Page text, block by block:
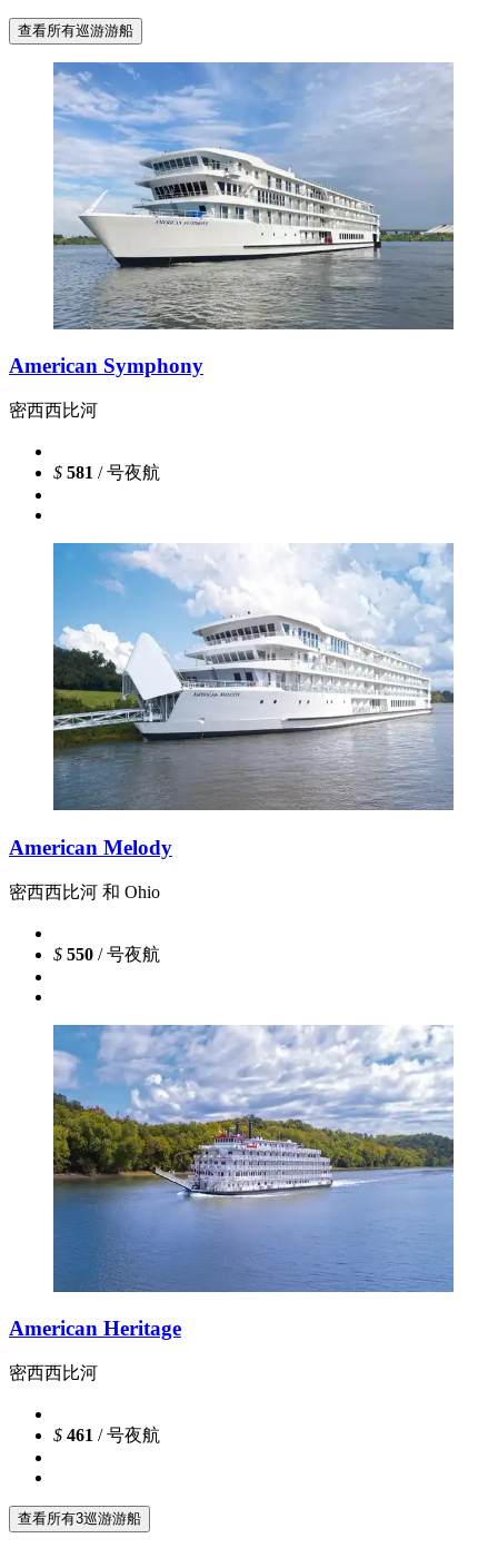
查看所有巡游游船
American Symphony
密西西比河
$ 581 / 号夜航
American Melody
密西西比河 和 Ohio
$ 550 / 号夜航
American Heritage
密西西比河
$ 461 / 号夜航
查看所有3巡游游船